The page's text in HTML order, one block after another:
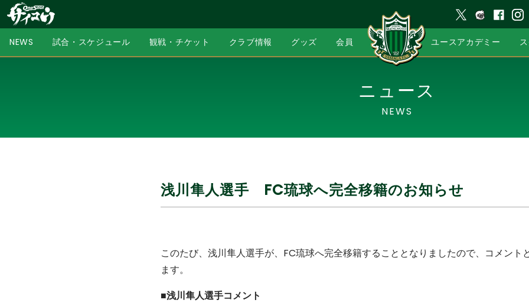
NEWS 試合・スケジュール 観戦・チケット クラブ情報 グッズ 会員 ユースアカデミー
ニュース
NEWS
浅川隼人選手 FC琉球へ完全移籍のお知らせ
このたび、浅川隼人選手が、FC琉球へ完全移籍することとなりましたので、コメント
ます。
■浅川隼人選手コメント